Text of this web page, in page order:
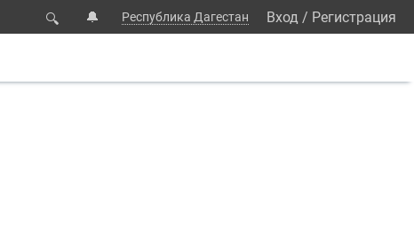
🔍 🔔 Республика Дагестан Вход / Регистрация